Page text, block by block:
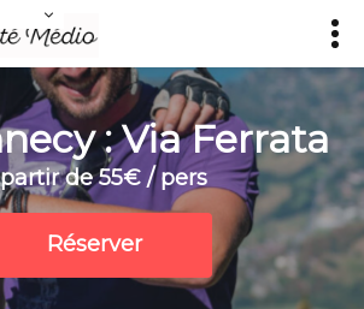
: Via Ferrata
de 55€ / pers
Réserver